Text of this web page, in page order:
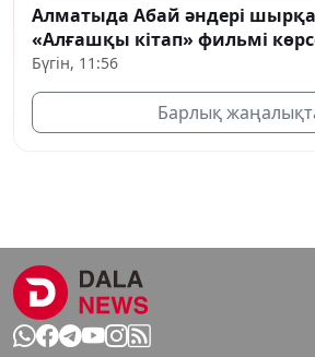
Алматыда Абай әндері
«Алғашқы кітап» фильмі
Бүгін, 11:56
Барлық